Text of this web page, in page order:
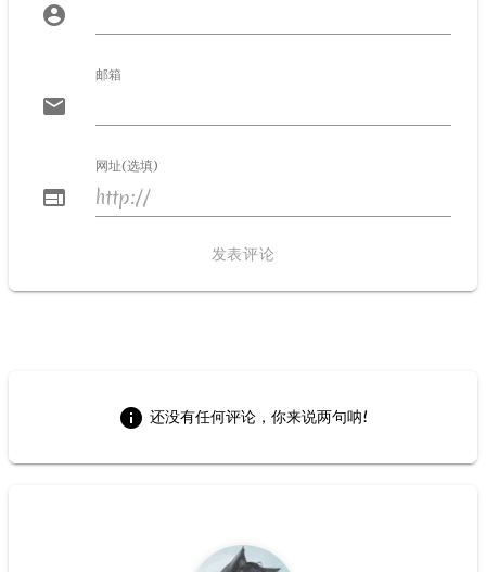
account_circle
email
邮箱
web
网址(选填)
发表评论
info 还没有任何评论，你来说两句呐!